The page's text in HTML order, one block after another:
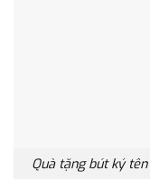
Quà tặng bút ký